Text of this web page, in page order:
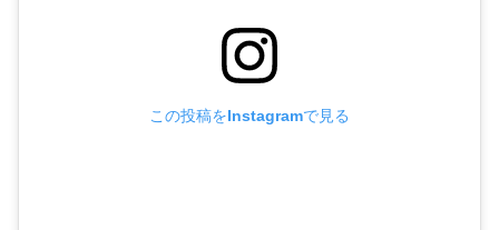
この投稿をInstagramで見る